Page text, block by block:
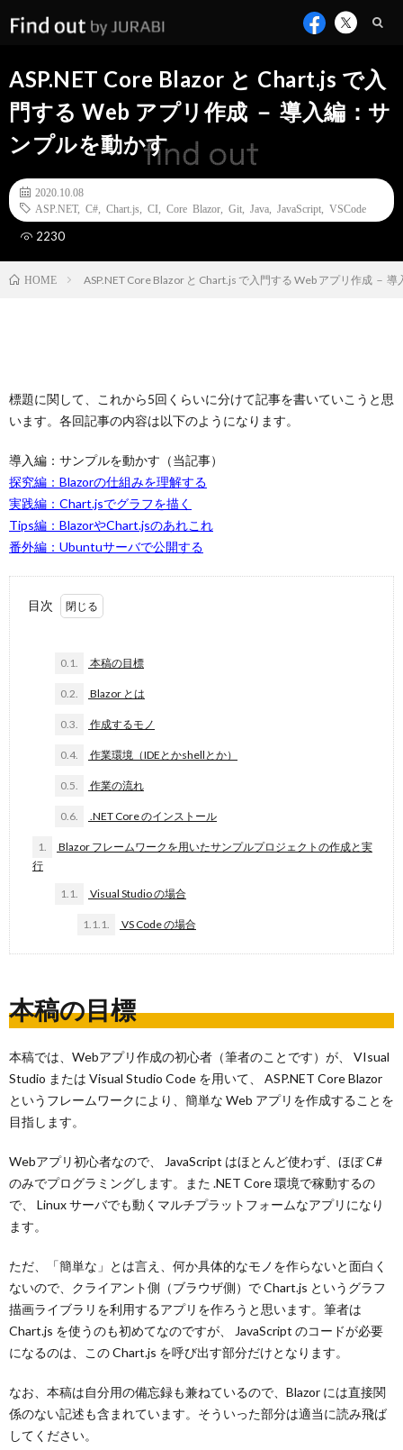
ASP.NET Core Blazor と Chart.js で入
門する Web アプリ作成 － 導入編：サ
ンプルを動かす
2020.10.08
ASP.NET, C# Chart.js CI Core Blazor Git Java JavaScript VSCode
2230
HOME ASP.NET Core Blazor と Chart.js で入門する Web アプリ作成 －
標題に関して、これから5回くらいに分けて記事を書いていこうと思
います。各回記事の内容は以下のようになります。
導入編：サンプルを動かす（当記事）
探究編：Blazorの仕組みを理解する
実践編：Chart.jsでグラフを描く
Tips編：BlazorやChart.jsのあれこれ
番外編：Ubuntuサーバで公開する
目次
0.1. 本稿の目標
0.2. Blazor とは
0.3. 作成するモノ
0.4. 作業環境（IDEとかshellとか）
0.5. 作業の流れ
0.6. .NET Core のインストール
1.
Blazor フレームワークを用いたサンプルプロジェクトの作成と実
行
1.1. Visual Studio の場合
1.1.1. VS Code の場合
本稿の目標
本稿では、Webアプリ作成の初心者（筆者のことです）が、 VIsual
Studio または Visual Studio Code を用いて、 ASP.NET Core Blazor
というフレームワークにより、簡単な Web アプリを作成することを
目指します。
Webアプリ初心者なので、 JavaScript はほとんど使わず、ほぼ C#
のみでプログラミングします。また .NET Core 環境で稼動するの
で、 Linux サーバでも動くマルチプラットフォームなアプリになり
ます。
ただ、「簡単な」とは言え、何か具体的なモノを作らないと面白く
ないので、クライアント側（ブラウザ側）で Chart.js というグラフ
描画ライブラリを利用するアプリを作ろうと思います。筆者は
Chart.js を使うのも初めてなのですが、 JavaScript のコードが必要
になるのは、この Chart.js を呼び出す部分だけとなります。
なお、本稿は自分用の備忘録も兼ねているので、Blazor には直接関
係のない記述も含まれています。そういった部分は適当に読み飛ば
してください。